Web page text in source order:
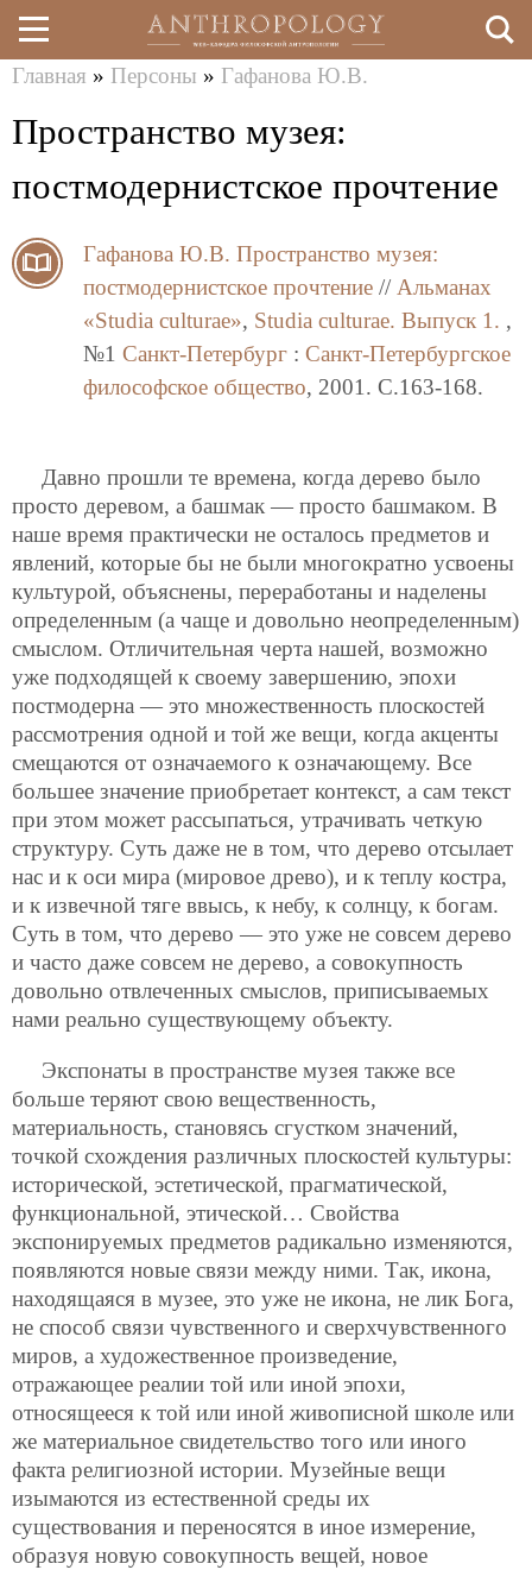
Перейти
к
здесь
Главная » Персоны » Гафанова Ю.В.
Пространство музея:
постмодернистское прочтение
Гафанова Ю.В. Пространство музея:
постмодернистское прочтение // Альманах
«Studia culturae», Studia culturae. Выпуск 1. ,
№1 Санкт-Петербург : Санкт-Петербургское
философское общество, 2001. C.163-168.
Давно прошли те времена, когда дерево было
просто деревом, а башмак — просто башмаком. В
наше время практически не осталось предметов и
явлений, которые бы не были многократно усвоены
культурой, объяснены, переработаны и наделены
определенным (а чаще и довольно неопределенным)
смыслом. Отличительная черта нашей, возможно
уже подходящей к своему завершению, эпохи
постмодерна — это множественность плоскостей
рассмотрения одной и той же вещи, когда акценты
смещаются от означаемого к означающему. Все
большее значение приобретает контекст, а сам текст
при этом может рассыпаться, утрачивать четкую
структуру. Суть даже не в том, что дерево отсылает
нас и к оси мира (мировое древо), и к теплу костра,
и к извечной тяге ввысь, к небу, к солнцу, к богам.
Суть в том, что дерево — это уже не совсем дерево
и часто даже совсем не дерево, а совокупность
довольно отвлеченных смыслов, приписываемых
нами реально существующему объекту.
Экспонаты в пространстве музея также все
больше теряют свою вещественность,
материальность, становясь сгустком значений,
точкой схождения различных плоскостей культуры:
исторической, эстетической, прагматической,
функциональной, этической… Свойства
экспонируемых предметов радикально изменяются,
появляются новые связи между ними. Так, икона,
находящаяся в музее, это уже не икона, не лик Бога,
не способ связи чувственного и сверхчувственного
миров, а художественное произведение,
отражающее реалии той или иной эпохи,
относящееся к той или иной живописной школе или
же материальное свидетельство того или иного
факта религиозной истории. Музейные вещи
изымаются из естественной среды их
существования и переносятся в иное измерение,
образуя новую совокупность вещей, новое